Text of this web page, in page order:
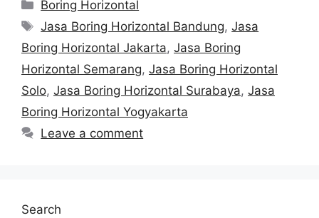
Boring Horizontal
Tags
Jasa Boring Horizontal Bandung,Jasa
Boring Horizontal Jakarta, Jasa Boring
Horizontal Semarang, Jasa Boring Horizontal
Solo, Jasa Boring Horizontal Surabaya, Jasa
Boring Horizontal Yogyakarta
Leave a comment
Search